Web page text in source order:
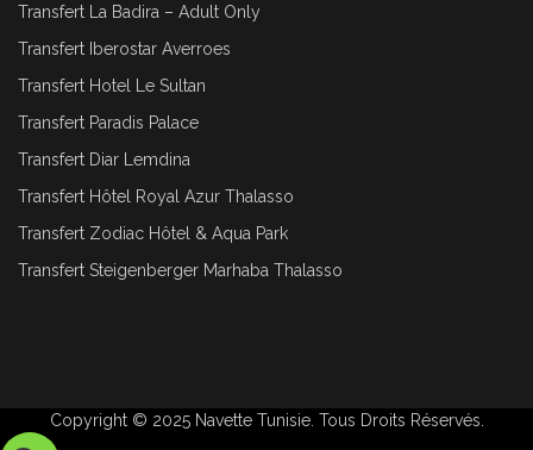
Transfert La Badira – Adult Only
Transfert Iberostar Averroes
Transfert Hotel Le Sultan
Transfert Paradis Palace
Transfert Diar Lemdina
Transfert Hôtel Royal Azur Thalasso
Transfert Zodiac Hôtel & Aqua Park
Transfert Steigenberger Marhaba Thalasso
Copyright © 2025 Navette Tunisie. Tous Droits Réservés.